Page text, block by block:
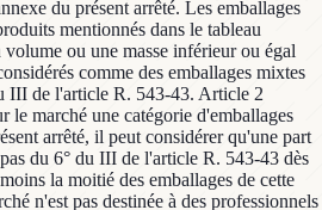
du présent arrêté. Les emballages
mentionnés dans le tableau
ou une masse inférieur ou égal
comme des emballages mixtes
III de l'article R. 543-43. Article 2
le marché une catégorie d'emballages
arrêté, il peut considérer qu'une part
du 6° du III de l'article R. 543-43 dès
la moitié des emballages de cette
n'est pas destinée à des professionnels